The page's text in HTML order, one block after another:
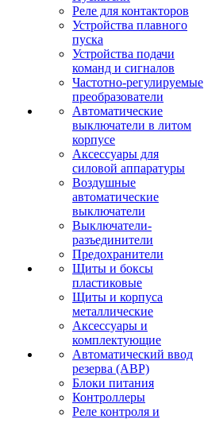
Реле для контакторов
Устройства плавного
пуска
Устройства подачи
команд и сигналов
Частотно-регулируемые
преобразователи
Автоматические
выключатели в литом
корпусе
Аксессуары для
силовой аппаратуры
Воздушные
автоматические
выключатели
Выключатели-
разъединители
Предохранители
Щиты и боксы
пластиковые
Щиты и корпуса
металлические
Аксессуары и
комплектующие
Автоматический ввод
резерва (АВР)
Блоки питания
Контроллеры
Реле контроля и